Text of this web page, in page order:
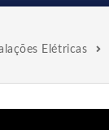
Elétricas